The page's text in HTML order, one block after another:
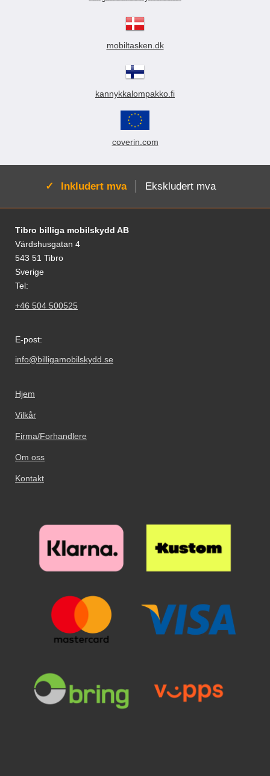
mobiltasken.dk
kannykkalompakko.fi
coverin.com
Aktiv:
Inkludert mva Ekskludert mva
Footer-innhold Blandet informasjon og
Tibro billiga mobilskydd AB
Värdshusgatan 4
543 51 Tibro
Sverige
Tel:
+46 504 500525
E-post:
info@billigamobilskydd.se
Hjem
Vilkår
Firma/Forhandlere
Om oss
Kontakt